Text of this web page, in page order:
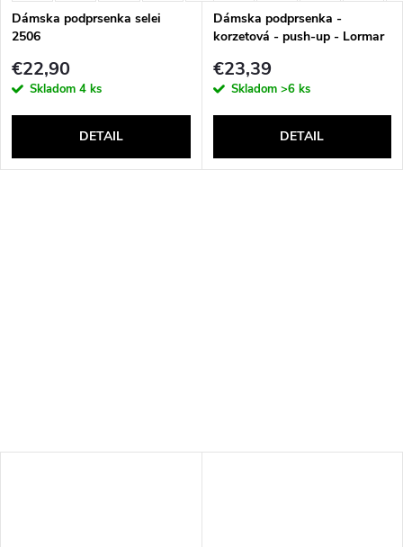
Dámska podprsenka selei
2506
€22,90
Skladom 4 ks
DETAIL
Dámska podprsenka -
korzetová - push-up - Lormar
€23,39
Skladom >6 ks
DETAIL